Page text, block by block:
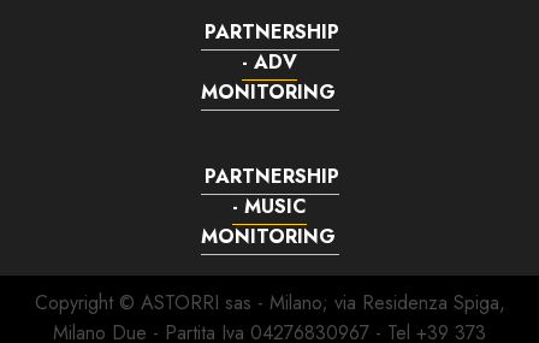
PARTNERSHIP
- ADV
MONITORING
PARTNERSHIP
- MUSIC
MONITORING
Copyright © ASTORRI sas - Milano; via Residenza Spiga,
Milano Due - Partita Iva 04276830967 - Tel +39 373